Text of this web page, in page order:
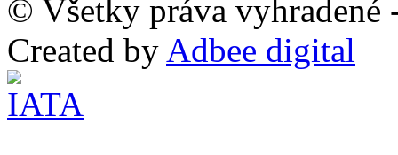
© Všetky práva vyhradené
Created by Adbee digital